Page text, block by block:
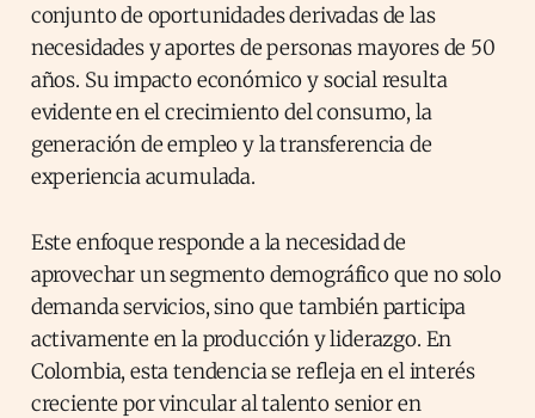
conjunto de oportunidades derivadas de las
necesidades y aportes de personas mayores de 50
años. Su impacto económico y social resulta
evidente en el crecimiento del consumo, la
generación de empleo y la transferencia de
experiencia acumulada.
Este enfoque responde a la necesidad de
aprovechar un segmento demográfico que no solo
demanda servicios, sino que también participa
activamente en la producción y liderazgo. En
Colombia, esta tendencia se refleja en el interés
creciente por vincular al talento senior en